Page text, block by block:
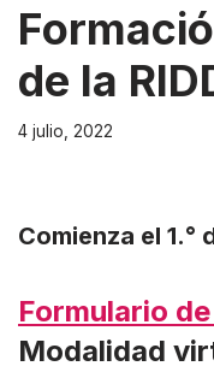
de la
4 julio, 2022
Comienza el 1.°
Formulario
Modalidad